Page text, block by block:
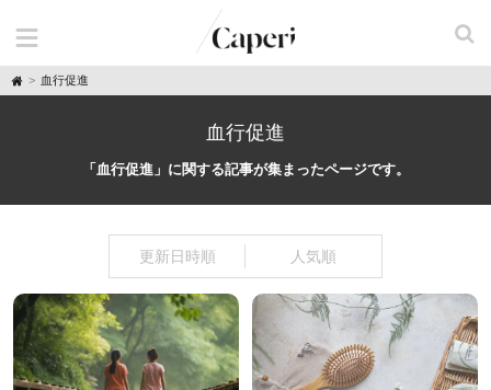
H
o
血行促進
血行促進
「血行促進」に関する記事が集まったページです。
更新日時順 人気順